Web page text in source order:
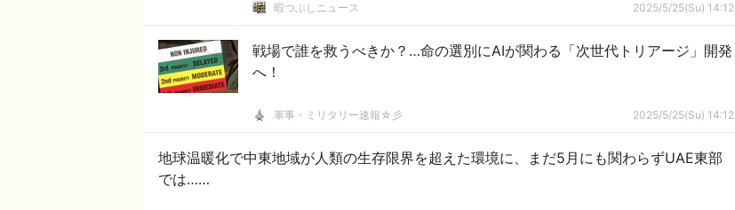
暇つぶしニュース 2025/5/25(Su) 14:12
戦場で誰を救うべきか？…命の選別にAIが関わる「次世代トリアージ」開発
へ！
軍事・ミリタリー速報☆彡 2025/5/25(Su) 14:12
地球温暖化で中東地域が人類の生存限界を超えた環境に、まだ5月にも関わらずUAE東部
では……